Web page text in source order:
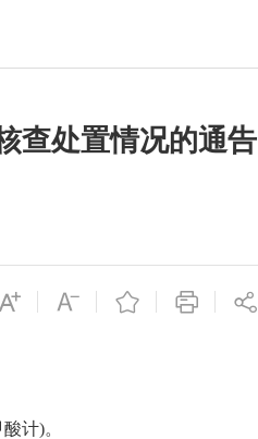
查处置情况的通告
计)。